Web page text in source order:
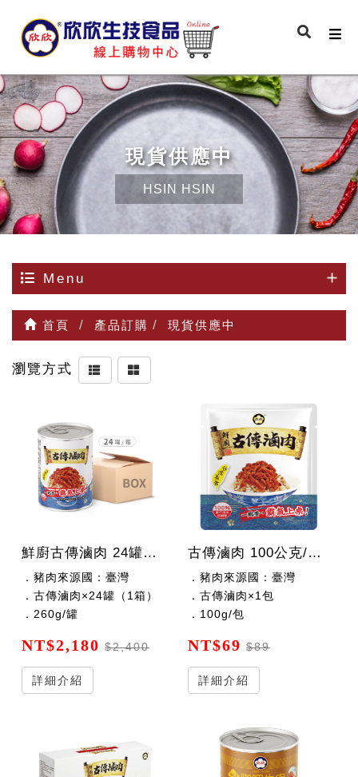
現貨供應中
HSIN HSIN
Menu
首頁 產品訂購 現貨供應中
瀏覽方式
鮮廚古傳滷肉 24罐x260公克/罐
．豬肉來源國：臺灣
．古傳滷肉×24罐（1箱）
．260g/罐
NT$2,180 $2,400
詳細介紹
古傳滷肉 100公克/包（調理包）
．豬肉來源國：臺灣
．古傳滷肉×1包
．100g/包
NT$69 $89
詳細介紹